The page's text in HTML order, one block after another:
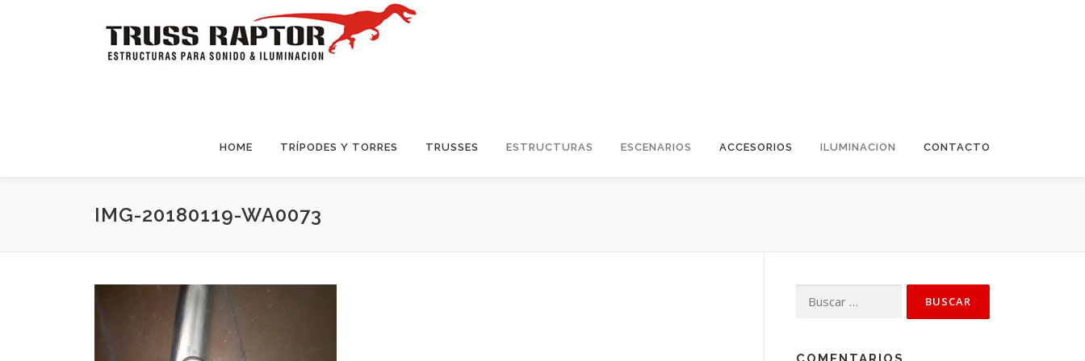
HOME TRÍPODES Y TORRES TRUSSES ESTRUCTURAS ESCENARIOS ACCESORIOS ILUMINACION CONTACTO
IMG-20180119-WA0073